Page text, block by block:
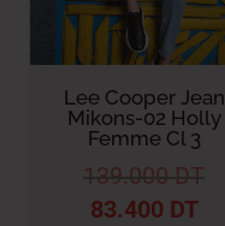
Lee Cooper Jean
Mikons-02 Holly
Femme Cl 3
139.000 DT
83.400 DT